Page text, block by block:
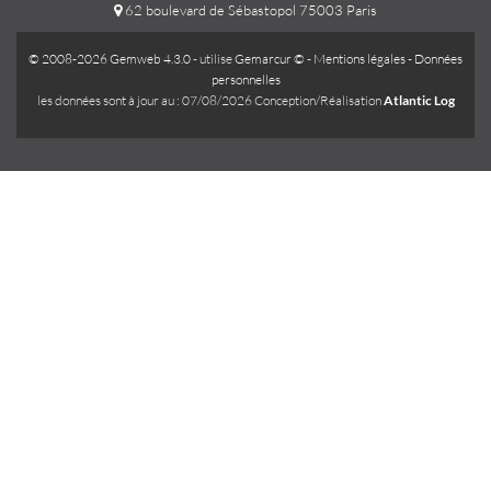
62 boulevard de Sébastopol 75003 Paris
© 2008-2026 Gemweb 4.3.0- utiliseGemarcur © - Mentions légales- Données
personnelles
les données sont à jour au : 07/08/2026 Conception/RéalisationAtlantic Log